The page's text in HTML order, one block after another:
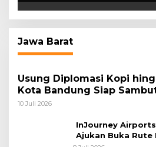
Jawa Barat
Usung Diplomasi Kopi
Kota Bandung Siap
Festival Asia Afrika 2026
10 Juli 2026
InJourney
Ajukan Buka